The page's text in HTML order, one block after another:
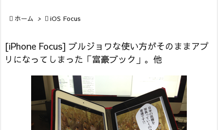
 ホーム >  iOS Focus
[iPhone Focus] ブルジョワな使い方がそのままアプ
リになってしまった「富豪ブック」。他